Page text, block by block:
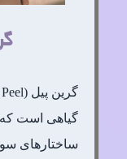
گیاهی است که
ساختارهای